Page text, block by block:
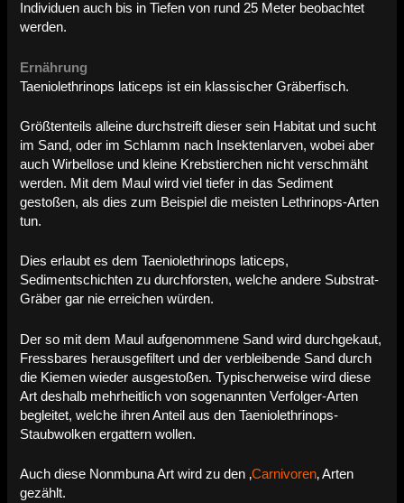
Individuen auch bis in Tiefen von rund 25 Meter beobachtet
werden.
Ernährung
Taeniolethrinops laticeps ist ein klassischer Gräberfisch.
Größtenteils alleine durchstreift dieser sein Habitat und sucht
im Sand, oder im Schlamm nach Insektenlarven, wobei aber
auch Wirbellose und kleine Krebstierchen nicht verschmäht
werden. Mit dem Maul wird viel tiefer in das Sediment
gestoßen, als dies zum Beispiel die meisten Lethrinops-Arten
tun.
Dies erlaubt es dem Taeniolethrinops laticeps,
Sedimentschichten zu durchforsten, welche andere Substrat-
Gräber gar nie erreichen würden.
Der so mit dem Maul aufgenommene Sand wird durchgekaut,
Fressbares herausgefiltert und der verbleibende Sand durch
die Kiemen wieder ausgestoßen. Typischerweise wird diese
Art deshalb mehrheitlich von sogenannten Verfolger-Arten
begleitet, welche ihren Anteil aus den Taeniolethrinops-
Staubwolken ergattern wollen.
Auch diese Nonmbuna Art wird zu den ‚Carnivoren‚ Arten
gezählt.